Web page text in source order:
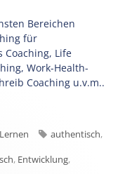
Bereichen
für
Coaching, Life
Work-Health-
Coaching u.v.m..
Lernen Schlagwörter
authentisch,
, Entwicklung,